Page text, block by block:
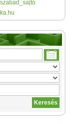
szabad_sajtó